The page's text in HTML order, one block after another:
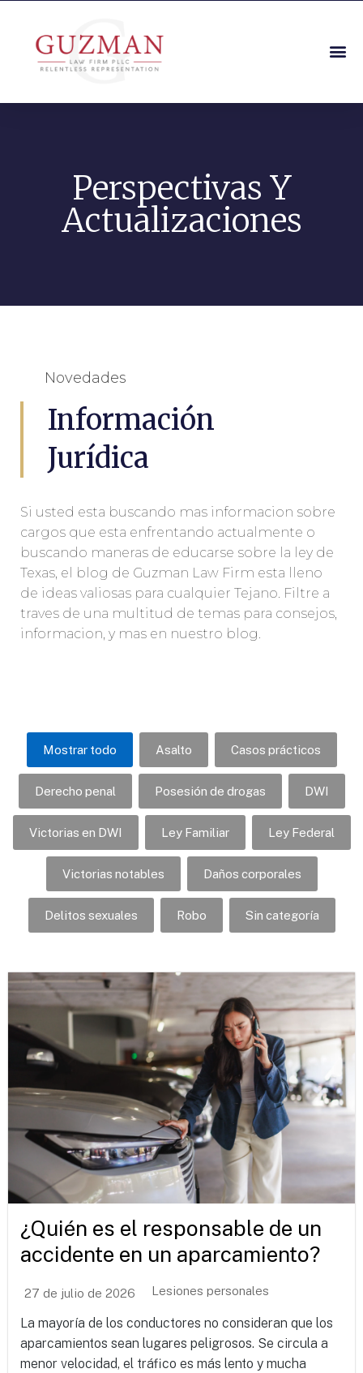
Perspectivas Y
Actualizaciones
Novedades
Información
Jurídica
Si usted esta buscando mas informacion sobre
cargos que esta enfrentando actualmente o
buscando maneras de educarse sobre la ley de
Texas, el blog de Guzman Law Firm esta lleno
de ideas valiosas para cualquier Tejano. Filtre a
traves de una multitud de temas para consejos,
informacion, y mas en nuestro blog.
Mostrar todo Asalto Casos prácticos
Derecho penal Posesión de drogas DWI
Victorias en DWI Ley Familiar Ley Federal
Victorias notables Daños corporales
Delitos sexuales Robo Sin categoría
¿Quién es el responsable de un
accidente en un aparcamiento?
27 de julio de 2026 Lesiones personales
La mayoría de los conductores no consideran que los
aparcamientos sean lugares peligrosos. Se circula a
menor velocidad, el tráfico es más lento y mucha